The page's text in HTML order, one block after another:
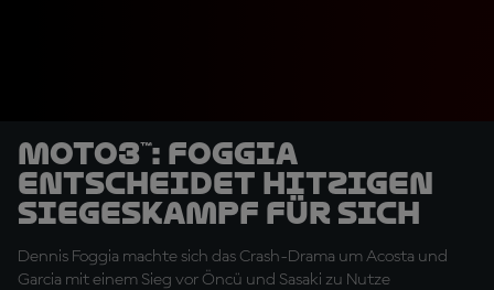
Moto3™: Foggia
entscheidet hitzigen
Siegeskampf für sich
Dennis Foggia machte sich das Crash-Drama um Acosta und
Garcia mit einem Sieg vor Öncü und Sasaki zu Nutze